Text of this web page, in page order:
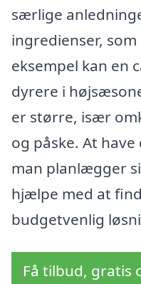
særlige
ingredienser,
eksempel kan en
dyrere i
er større, især
og påske. At
man planlægger
hjælpe med at
budgetvenlig
Få tilbud, gratis